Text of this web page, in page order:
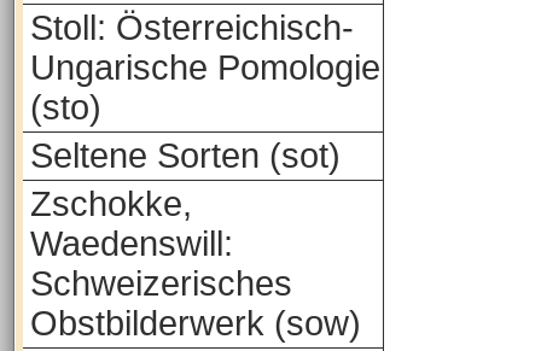
Stoll: Österreichisch-
Ungarische Pomologie
(sto)
Seltene Sorten (sot)
Zschokke,
Waedenswill:
Schweizerisches
Obstbilderwerk (sow)